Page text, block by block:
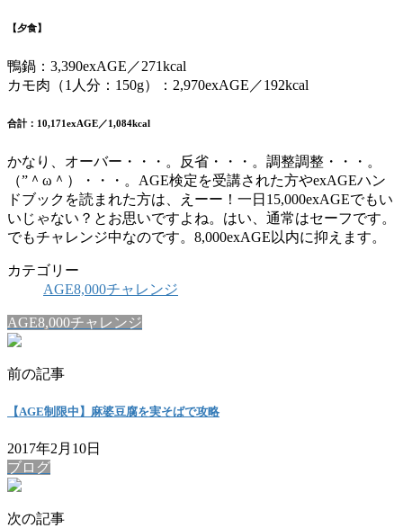
【夕食】
鴨鍋：3,390exAGE／271kcal
カモ肉（1人分：150g）：2,970exAGE／192kcal
合計：10,171exAGE／1,084kcal
かなり、オーバー・・・。反省・・・。調整調整・・・。
（”＾ω＾）・・・。AGE検定を受講された方やexAGEハン
ドブックを読まれた方は、えーー！一日15,000exAGEでもい
いじゃない？とお思いですよね。はい、通常はセーフです。
でもチャレンジ中なのです。8,000exAGE以内に抑えます。
カテゴリー
AGE8,000チャレンジ
AGE8,000チャレンジ
前の記事
【AGE制限中】麻婆豆腐を実そばで攻略
2017年2月10日
ブログ
次の記事